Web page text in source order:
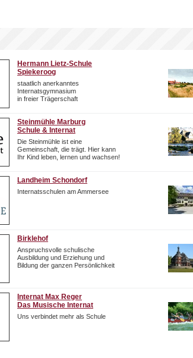
Hermann Lietz-Schule
Spiekeroog
staatlich anerkanntes
Internatsgymnasium
in freier Trägerschaft
Steinmühle Marburg
Schule & Internat
Die Steinmühle ist eine
Gemeinschaft, die trägt. Hier kann
Ihr Kind leben, lernen und wachsen!
Landheim Schondorf
Internatsschulen am Ammersee
Birklehof
Anspruchsvolle schulische
Ausbildung und Erziehung und
Bildung der ganzen Persönlichkeit
Internat Max Reger
Das Musische Internat
Uns verbindet mehr als Schule